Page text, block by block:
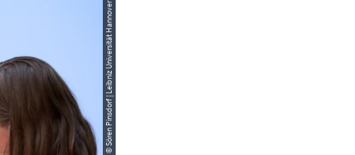
© Sören Pinsdorf | Leibniz Universität Hannover